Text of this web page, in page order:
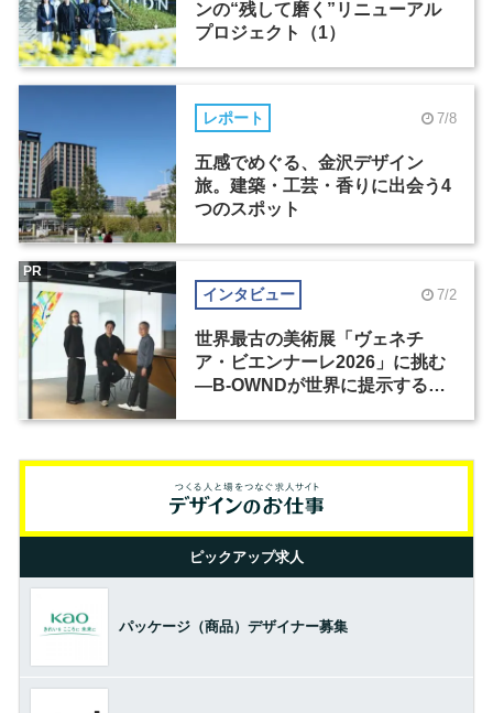
ンの“残して磨く”リニューアル
プロジェクト（1）
レポート 7/8
五感でめぐる、金沢デザイン
旅。建築・工芸・香りに出会う4
つのスポット
インタビュー 7/2
世界最古の美術展「ヴェネチ
ア・ビエンナーレ2026」に挑む
―B-OWNDが世界に提示する美
PR
ピックアップ求人
パッケージ（商品）デザイナー募集